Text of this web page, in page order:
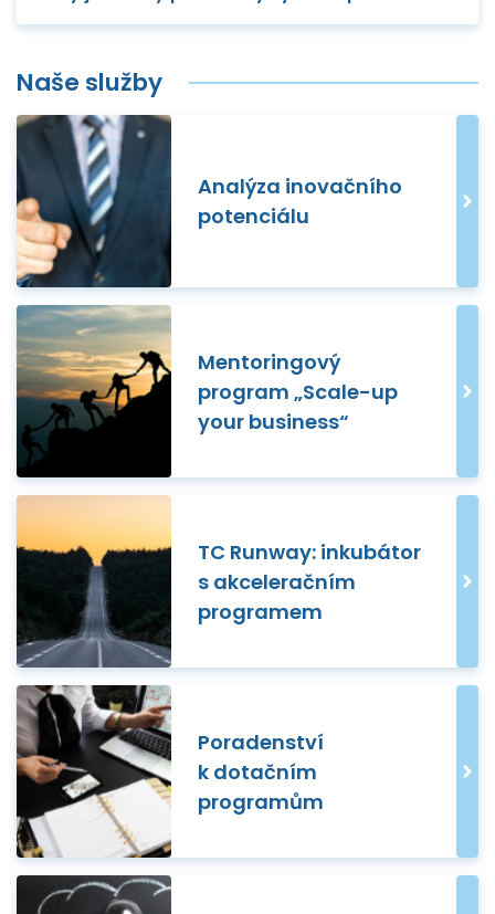
Naše služby
Analýza inovačního
potenciálu
Mentoringový
program „Scale-up
your business“
TC Runway: inkubátor
s akceleračním
programem
Poradenství
k dotačním
programům